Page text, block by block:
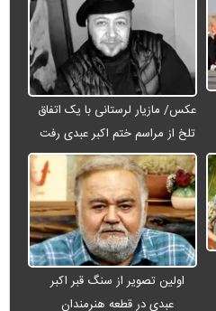
عکس/ مازیار لرستانی با یک اتفاق
تلخ از مراسم ختم اکبر عبدی رفت
اولین تصویر از سنگ قبر اکبر
عبدی در قطعه هنرمندان